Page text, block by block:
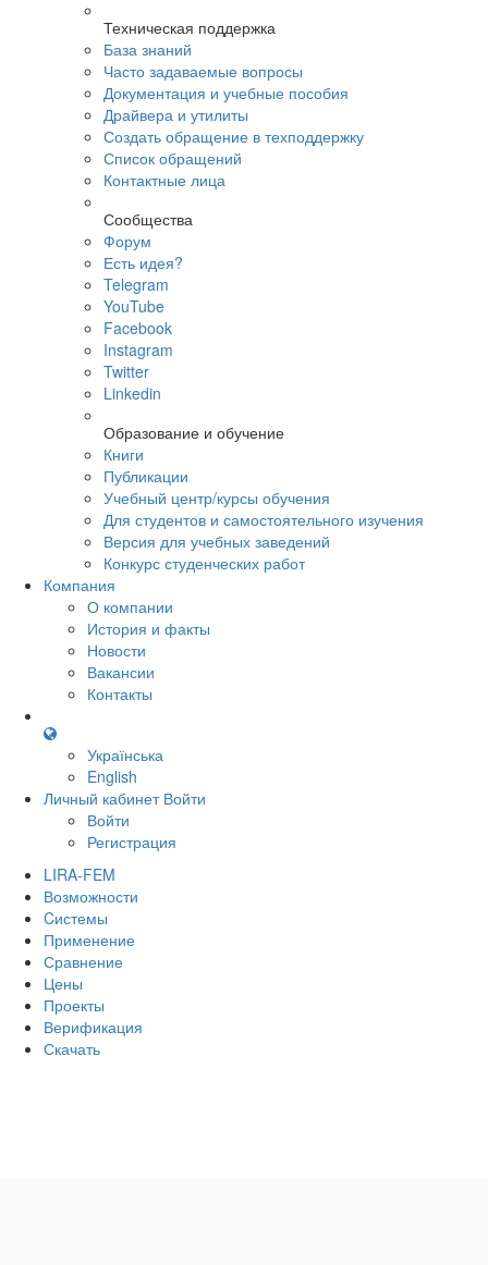
Техническая поддержка
База знаний
Часто задаваемые вопросы
Документация и учебные пособия
Драйвера и утилиты
Создать обращение в техподдержку
Список обращений
Контактные лица
Сообщества
Форум
Есть идея?
Telegram
YouTube
Facebook
Instagram
Twitter
Linkedin
Образование и обучение
Книги
Публикации
Учебный центр/курсы обучения
Для студентов и самостоятельного изучения
Версия для учебных заведений
Конкурс студенческих работ
Компания
О компании
История и факты
Новости
Вакансии
Контакты
Українська
English
Личный кабинет Войти
Войти
Регистрация
LIRA-FEM
Возможности
Cистемы
Применение
Сравнение
Цены
Проекты
Верификация
Скачать